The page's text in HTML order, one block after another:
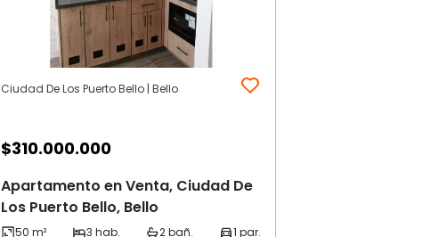
Ciudad De Los Puerto Bello | Bello
$310.000.000
Apartamento en Venta, Ciudad De
Los Puerto Bello, Bello